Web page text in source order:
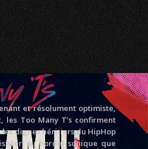
et résolument optimiste,
les Too Many T’s confirment
les dignes héritiers du HipHop
au bordel sonique que